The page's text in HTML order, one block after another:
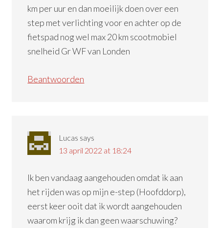
km per uur en dan moeilijk doen over een
step met verlichting voor en achter op de
fietspad nog wel max 20 km scootmobiel
snelheid Gr WF van Londen
Beantwoorden
Lucas says
13 april 2022 at 18:24
Ik ben vandaag aangehouden omdat ik aan
het rijden was op mijn e-step (Hoofddorp),
eerst keer ooit dat ik wordt aangehouden
waarom krijg ik dan geen waarschuwing?